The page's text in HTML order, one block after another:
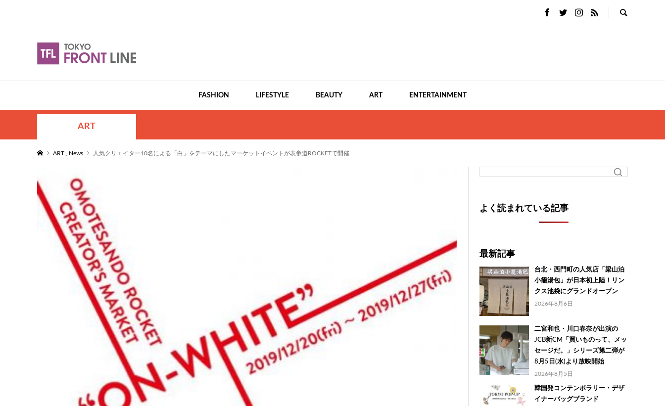
FASHION LIFESTYLE BEAUTY ART ENTERTAINMENT
ART
ART News 人気クリエイター10名による「白」をテーマにしたマーケットイベントが表参道ROCKETで開催
よく読まれている記事
最新記事
台北・西門町の人気店「梁山泊
小籠湯包」が日本初上陸！リン
クス池袋にグランドオープン
2026年8月6日
二宮和也・川口春奈が出演の
JCB新CM「買いものって、メッ
セージだ。」シリーズ第二弾が
8月5日(水)より放映開始
2026年8月5日
韓国発コンテンポラリー・デザ
イナーバッグブランド